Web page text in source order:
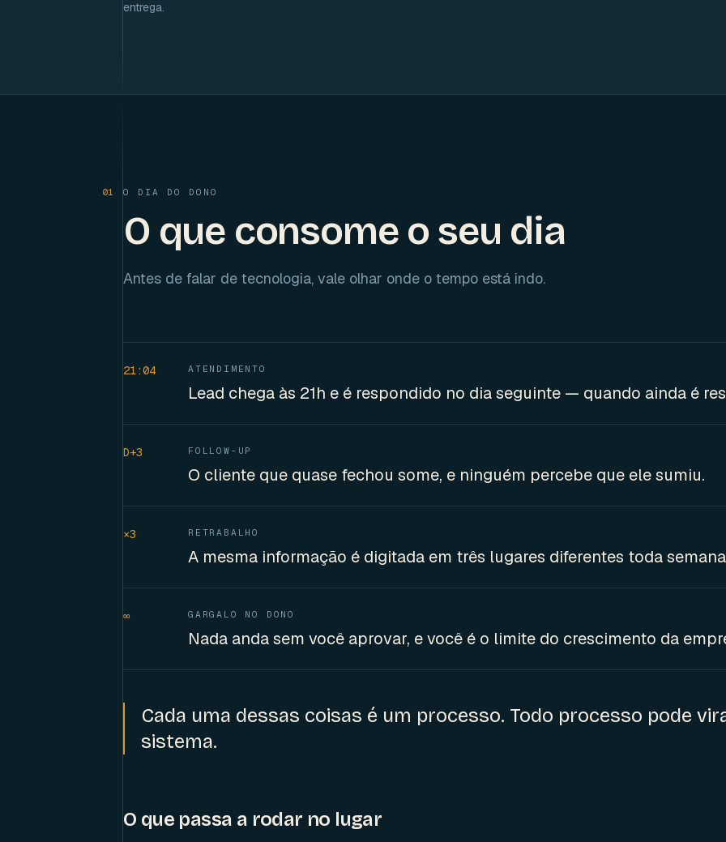
entrega.
01 O DIA DO DONO
O que consome o seu dia
Antes de falar de tecnologia, vale olhar onde o tempo está indo.
21:04 ATENDIMENTO
Lead chega às 21h e é respondido no dia seguinte — quando ainda é
D+3 FOLLOW-UP
O cliente que quase fechou some, e ninguém percebe que ele sumiu.
×3 RETRABALHO
A mesma informação é digitada em três lugares diferentes toda
∞ GARGALO NO DONO
Nada anda sem você aprovar, e você é o limite do crescimento da
Cada uma dessas coisas é um processo. Todo processo pode
sistema.
O que passa a rodar no lugar